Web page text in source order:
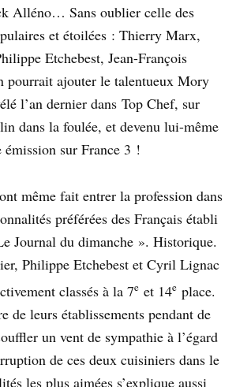
Alléno… Sans oublier celle des
et étoilées : Thierry Marx,
Etchebest, Jean-François
pourrait ajouter le talentueux Mory
l’an dernier dans Top Chef, sur
dans la foulée, et devenu lui-même
émission sur France 3 !
même fait entrer la profession dans
préférées des Français établi
Journal du dimanche ». Historique.
Philippe Etchebest et Cyril Lignac
classés à la 7e et 14e place.
de leurs établissements pendant de
un vent de sympathie à l’égard
de ces deux cuisiniers dans le
les plus aimées s’explique aussi